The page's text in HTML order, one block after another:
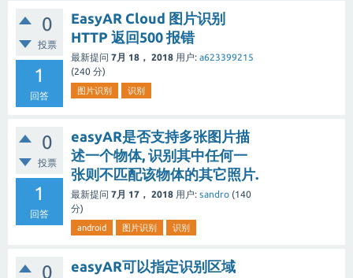
0
投票
1
回答
EasyAR Cloud 图片识别
HTTP 返回500 报错
最新提问 7月 18， 2018 用户: a623399215
(240 分)
图片识别 识别
0
投票
1
回答
easyAR是否支持多张图片描
述一个物体, 识别其中任何一
张则不匹配该物体的其它照片.
最新提问 7月 17， 2018 用户: sandro (140
分)
android 图片识别 识别
0 easyAR可以指定识别区域